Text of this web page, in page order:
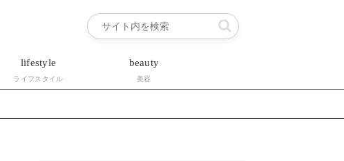
lifestyle
ライフスタイル
beauty
美容